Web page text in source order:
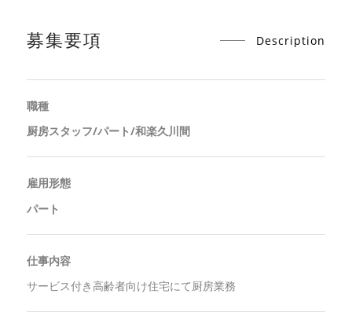
募集要項 Description
職種
厨房スタッフ/パート/和楽久川間
雇用形態
パート
仕事内容
サービス付き高齢者向け住宅にて厨房業務